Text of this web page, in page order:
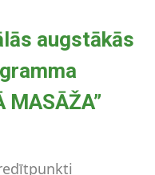
augstākās
MASĀŽA”